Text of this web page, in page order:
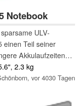
Notebook
ULV-
einen Teil seiner
Akkulaufzeiten
bleibt das
2.3 kg
vor 4030 Tagen